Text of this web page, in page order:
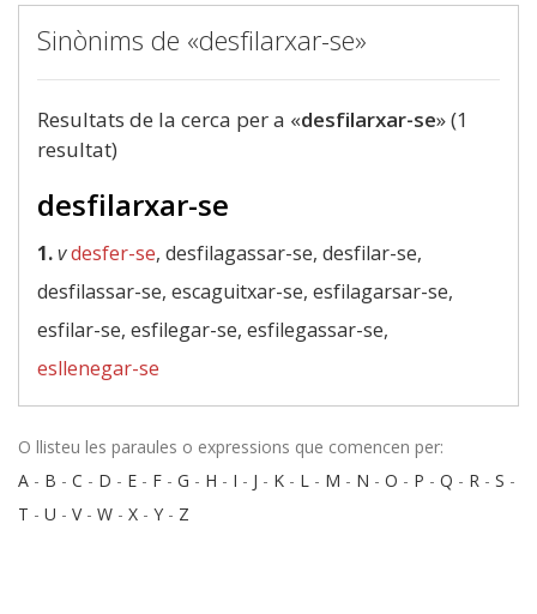
Sinònims de «desfilarxar-se»
Resultats de la cerca per a «desfilarxar-se» (1
resultat)
desfilarxar-se
1.vdesfer-se, desfilagassar-se, desfilar-se,
desfilassar-se, escaguitxar-se, esfilagarsar-se,
esfilar-se, esfilegar-se, esfilegassar-se,
esllenegar-se
O llisteu les paraules o expressions que comencen per:
A - B - C - D - E - F - G - H - I - J - K - L - M - N - O - P - Q - R - S -
T - U - V- W - X - Y - Z